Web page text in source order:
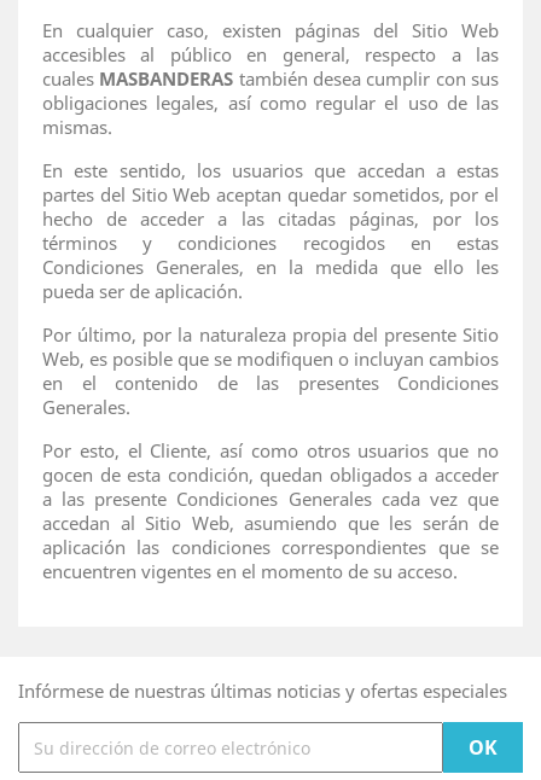
En cualquier caso, existen páginas del Sitio Web
accesibles al público en general, respecto a las
cuales MASBANDERAS también desea cumplir con sus
obligaciones legales, así como regular el uso de las
mismas.
En este sentido, los usuarios que accedan a estas
partes del Sitio Web aceptan quedar sometidos, por el
hecho de acceder a las citadas páginas, por los
términos y condiciones recogidos en estas
Condiciones Generales, en la medida que ello les
pueda ser de aplicación.
Por último, por la naturaleza propia del presente Sitio
Web, es posible que se modifiquen o incluyan cambios
en el contenido de las presentes Condiciones
Generales.
Por esto, el Cliente, así como otros usuarios que no
gocen de esta condición, quedan obligados a acceder
a las presente Condiciones Generales cada vez que
accedan al Sitio Web, asumiendo que les serán de
aplicación las condiciones correspondientes que se
encuentren vigentes en el momento de su acceso.
Infórmese de nuestras últimas noticias y ofertas especiales